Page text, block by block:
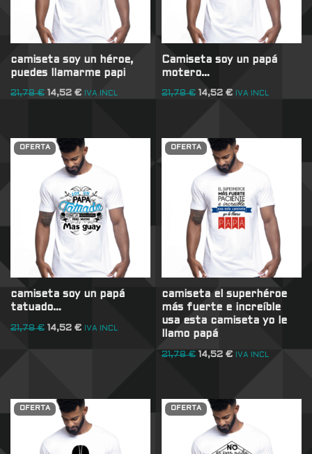
camiseta soy un héroe,
puedes llamarme papi
21,78€ 14,52 € IVA INCL
Camiseta soy un papá
motero…
21,78€ 14,52€ IVA INCL
OFERTA
camiseta soy un papá
tatuado…
21,78€ 14,52 € IVA INCL
OFERTA
camiseta el superhéroe
más fuerte e increíble
usa esta camiseta yo le
llamo papá
21,78€ 14,52€ IVA INCL
OFERTA OFERTA